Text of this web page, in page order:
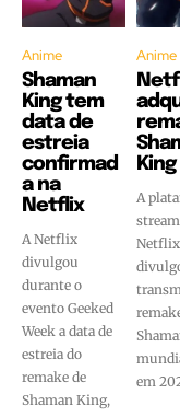
Anime
Shaman
King tem
data de
estreia
confirmad
a na
Netflix
A Netflix
divulgou
durante o
evento Geeked
Week a data de
estreia do
remake de
Shaman King,
Anime
King
A
em